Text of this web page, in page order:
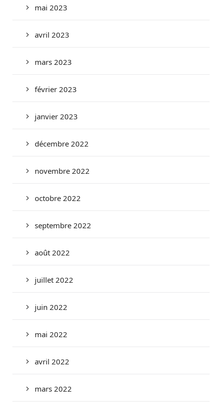
mai 2023
avril 2023
mars 2023
février 2023
janvier 2023
décembre 2022
novembre 2022
octobre 2022
septembre 2022
août 2022
juillet 2022
juin 2022
mai 2022
avril 2022
mars 2022